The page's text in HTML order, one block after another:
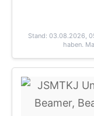
Stand: 03.08.2026,
haben.